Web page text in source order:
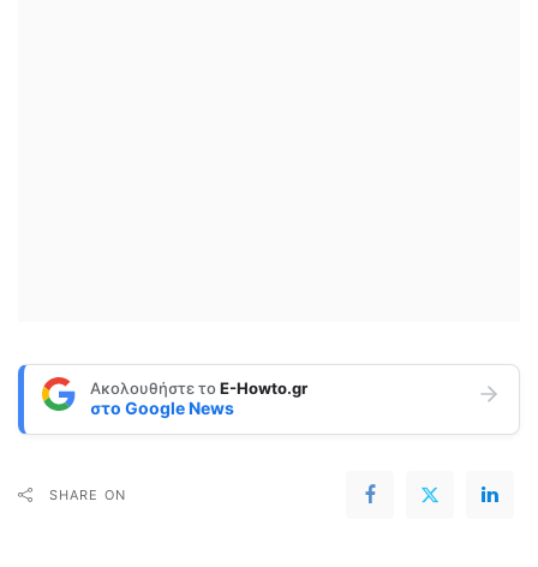
Ακολουθήστε τοE-Howto.gr
στο Google News
SHARE ON